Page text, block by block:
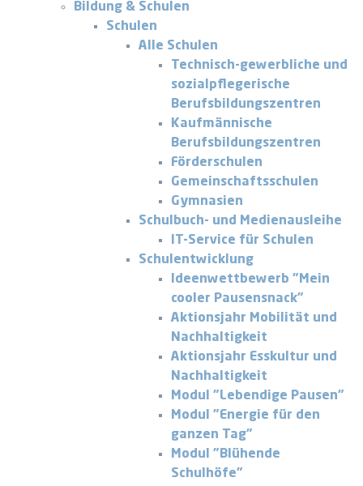
Bildung & Schulen
Schulen
Alle Schulen
Technisch-gewerbliche und
sozialpflegerische
Berufsbildungszentren
Kaufmännische
Berufsbildungszentren
Förderschulen
Gemeinschaftsschulen
Gymnasien
Schulbuch- und Medienausleihe
IT-Service für Schulen
Schulentwicklung
Ideenwettbewerb "Mein
cooler Pausensnack"
Aktionsjahr Mobilität und
Nachhaltigkeit
Aktionsjahr Esskultur und
Nachhaltigkeit
Modul "Lebendige Pausen"
Modul "Energie für den
ganzen Tag"
Modul "Blühende
Schulhöfe"